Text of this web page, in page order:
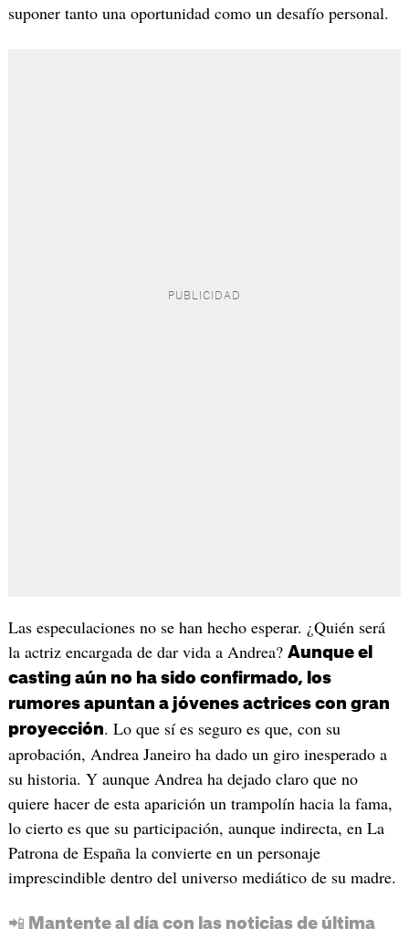
suponer tanto una oportunidad como un desafío personal.
Las especulaciones no se han hecho esperar. ¿Quién será
la actriz encargada de dar vida a Andrea? Aunque el
casting aún no ha sido confirmado, los
rumores apuntan a jóvenes actrices con gran
proyección. Lo que sí es seguro es que, con su
aprobación, Andrea Janeiro ha dado un giro inesperado a
su historia. Y aunque Andrea ha dejado claro que no
quiere hacer de esta aparición un trampolín hacia la fama,
lo cierto es que su participación, aunque indirecta, en La
Patrona de España la convierte en un personaje
imprescindible dentro del universo mediático de su madre.
📲 Mantente al día con las noticias de última